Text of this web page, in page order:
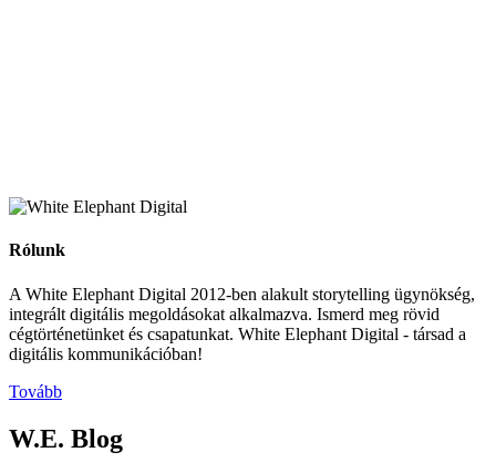
Rólunk
A White Elephant Digital 2012-ben alakult storytelling ügynökség,
integrált digitális megoldásokat alkalmazva. Ismerd meg rövid
cégtörténetünket és csapatunkat. White Elephant Digital - társad a
digitális kommunikációban!
Tovább
W.E. Blog